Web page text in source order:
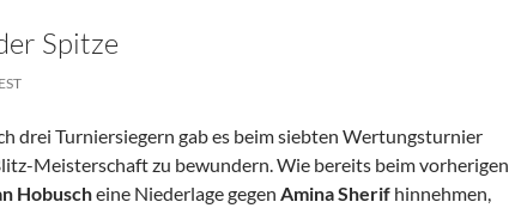
Spitze
drei Turniersiegern gab es beim siebten Wertungsturnier
Meisterschaft zu bewundern. Wie bereits beim vorherigen
Hobuscheine Niederlage gegen Amina Sherif hinnehmen,